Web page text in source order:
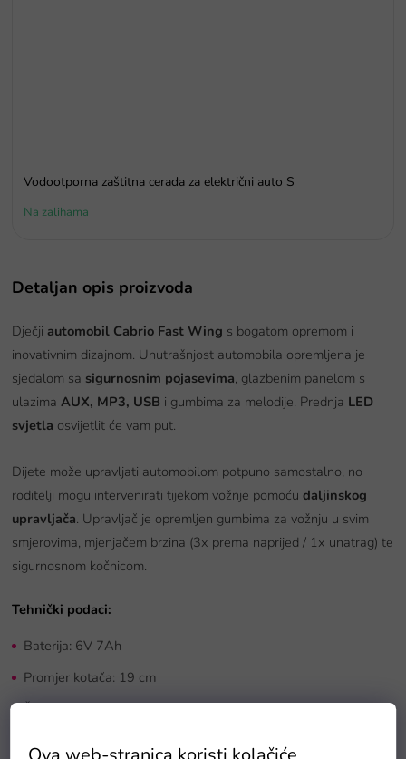
Vodootporna zaštitna cerada za električni auto S
Na zalihama
Detaljan opis proizvoda
Dječji automobil Cabrio Fast Wing s bogatom opremom i
inovativnim dizajnom. Unutrašnjost automobila opremljena je
sjedalom sa sigurnosnim pojasevima, glazbenim panelom s
ulazima AUX, MP3, USB i gumbima za melodije. Prednja LED
svjetla osvijetlit će vam put.
Dijete može upravljati automobilom potpuno samostalno, no
roditelji mogu intervenirati tijekom vožnje pomoću daljinskog
upravljača. Upravljač je opremljen gumbima za vožnju u svim
smjerovima, mjenjačem brzina (3x prema naprijed / 1x unatrag) te
sigurnosnom kočnicom.
Tehnički podaci:
Baterija: 6V 7Ah
Promjer kotača: 19 cm
Širina kotača: 6,5 cm